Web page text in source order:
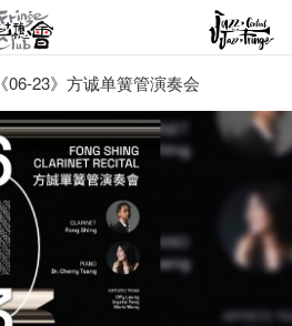
《06-23》方诚单簧管演奏会